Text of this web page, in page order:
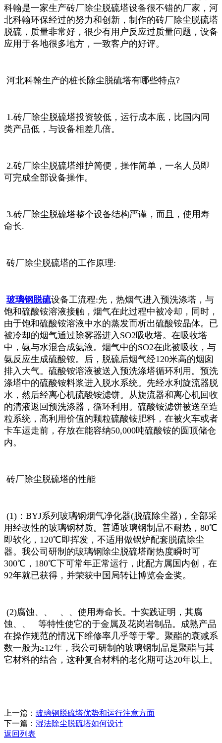
科翰是一家生产砖厂除尘脱硫塔设备很不错的厂家，河
北科翰环保经过的努力和创新，制作的砖厂除尘脱硫塔
脱硫，质量非常好，很少有用户反应过质量问题，设备
应用于各地很多地方，一致客户的好评。
河北科翰生产的桩长除尘脱硫塔有哪些特点?
1.砖厂除尘脱硫塔投资较低，运行成本底，比国内同
类产品低，与设备相差几倍。
2.砖厂除尘脱硫塔维护简便，操作简单，一名人员即
可完成全部设备操作。
3.砖厂除尘脱硫塔整个设备结构严谨，而且，使用寿
命长.
砖厂除尘脱硫塔的工作原理:
玻璃钢脱硫设备工流程:先，热烟气进入预洗涤塔，与
饱和硫酸铵溶液接触，烟气在此过程中被冷却，同时，
由于饱和硫酸铵溶液中水的蒸发而析出硫酸铵晶体。已
被冷却的烟气通过除雾器进入SO2吸收塔。在吸收塔
中，氨与水混合成氨液。烟气中的SO2在此被吸收，与
氨反应生成硫酸铵。 后，脱硫后烟气经120米高的烟囱
排入大气。硫酸铵溶液被送入预洗涤塔循环利用。预洗
涤塔中的硫酸铵料浆进入脱水系统。先经水利旋流器脱
水，然后经离心机硫酸铵滤饼。从旋流器和离心机回收
的清液返回预洗涤器，循环利用。硫酸铵滤饼被送至造
粒系统，高利用价值的颗粒硫酸铵肥料，在被火车或者
卡车运走前，存放在能容纳50,000吨硫酸铵的圆顶储仓
内。
砖厂除尘脱硫塔的性能
(1)：BYJ系列玻璃钢烟气净化器(脱硫除尘器)，全部采
用经改性的玻璃钢材质。普通玻璃钢制品不耐热，80℃
即软化，120℃即挥发，不适用做锅炉配套脱硫除尘
器。我公司研制的玻璃钢除尘脱硫塔耐热度瞬时可
300℃，180℃下可常年正常运行，此配方属国内创，在
92年就已获得 ，并荣获中国局转让博览会金奖。
(2)腐蚀、、 、、使用寿命长。十实践证明，其腐
蚀、、 等特性使它的于金属及花岗岩制品。成熟产品
在操作规范的情况下维修率几乎等于零。聚酯的衰减系
数一般为≥12年，我公司研制的玻璃钢制品是聚酯与其
它材料的结合，这种复合材料的老化期可达20年以上。
上一篇： 玻璃钢脱硫塔优势和运行注意方面
下一篇： 湿法除尘脱硫塔如何设计
返回列表